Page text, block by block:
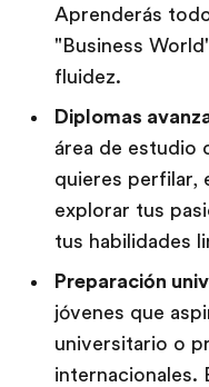
Aprenderás
"Business
fluidez.
Diplomas
área de estudio
quieres perfilar,
explorar tus
tus habilidades
Preparación
jóvenes que
universitario o
internacionales.